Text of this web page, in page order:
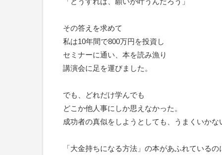
その答えを求めて
私は10年間で800万円を投資し
セミナーに通い、本を読み漁り
講演会に足を運びました。
でも、どれだけ学んでも
どこか他人事にしか思えなかった。
成功者の真似をしようとしても、うまくいかな
「大金持ちになる方法」の本があふれているの